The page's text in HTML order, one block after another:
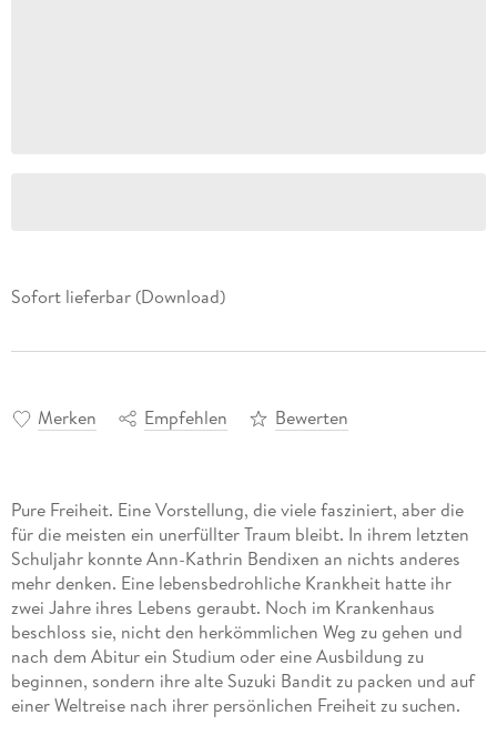
Sofort lieferbar (Download)
Merken Empfehlen Bewerten
Pure Freiheit. Eine Vorstellung, die viele fasziniert, aber die
für die meisten ein unerfüllter Traum bleibt. In ihrem letzten
Schuljahr konnte Ann-Kathrin Bendixen an nichts anderes
mehr denken. Eine lebensbedrohliche Krankheit hatte ihr
zwei Jahre ihres Lebens geraubt. Noch im Krankenhaus
beschloss sie, nicht den herkömmlichen Weg zu gehen und
nach dem Abitur ein Studium oder eine Ausbildung zu
beginnen, sondern ihre alte Suzuki Bandit zu packen und auf
einer Weltreise nach ihrer persönlichen Freiheit zu suchen.